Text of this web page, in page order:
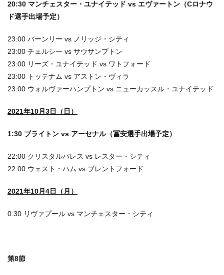
20:30 マンチェスター・ユナイテッド vs エヴァートン（Cロナウ
ド選手出場予定）
23:00 バーンリー vs ノリッジ・シティ
23:00 チェルシー vs サウサンプトン
23:00 リーズ・ユナイテッド vs ワトフォード
23:00 トッテナム vs アストン・ヴィラ
23:00 ウォルヴァーハンプトン vs ニューカッスル・ユナイテッド
2021年10月3日（日）
1:30 ブライトン vs アーセナル（冨安選手出場予定）
22:00 クリスタルパレス vs レスター・シティ
22:00 ウェスト・ハム vs ブレントフォード
2021年10月4日（月）
0:30 リヴァプール vs マンチェスター・シティ
第8節